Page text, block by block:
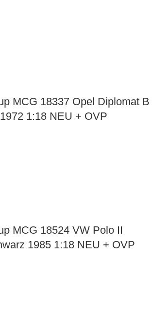
MCG 18337 Opel Diplomat B
1:18 NEU + OVP
MCG 18524 VW Polo II
1985 1:18 NEU + OVP